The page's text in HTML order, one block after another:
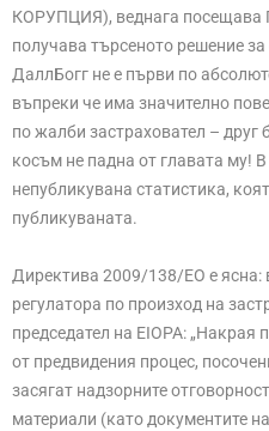
КОРУПЦИЯ), веднага посещава
получава търсеното решение
ДаллБогг не е първи по
въпреки че има значително
по жалби застраховател – друг
косъм не падна от главата му!
непубликувана статистика,
публикуваната.
Директива 2009/138/ЕО е ясна:
регулатора по произход на
председател на EIOPA:
от предвидения процес,
засягат надзорните
материали (като документите